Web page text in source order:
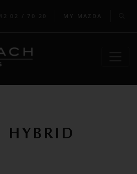
02 / 70 20 MY MAZDA